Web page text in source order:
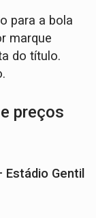
para a bola
marque
do título.
preços
Estádio Gentil